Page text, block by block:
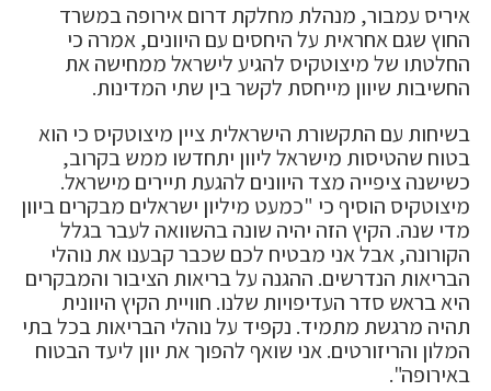
איריס עמבור, מנהלת מחלקת דרום אירופה במשרד
החוץ שגם אחראית על היחסים עם היוונים, אמרה כי
החלטתו של מיצוטקיס להגיע לישראל ממחישה את
החשיבות שיוון מייחסת לקשר בין שתי המדינות.
בשיחות עם התקשורת הישראלית ציין מיצוטקיס כי הוא
בטוח שהטיסות מישראל ליוון יתחדשו ממש בקרוב,
כשישנה ציפייה מצד היוונים להגעת תיירים מישראל.
מיצוטקיס הוסיף כי "כמעט מיליון ישראלים מבקרים ביוון
מדי שנה. הקיץ הזה יהיה שונה בהשוואה לעבר בגלל
הקורונה, אבל אני מבטיח לכם שכבר קבענו את נוהלי
הבריאות הנדרשים. ההגנה על בריאות הציבור והמבקרים
היא בראש סדר העדיפויות שלנו. חוויית הקיץ היוונית
תהיה מרגשת מתמיד. נקפיד על נוהלי הבריאות בכל בתי
המלון והריזורטים. אני שואף להפוך את יוון ליעד הבטוח
באירופה".